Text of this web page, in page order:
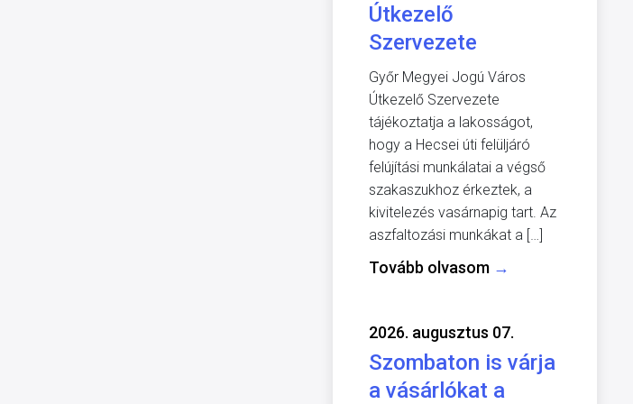
Útkezelő
Szervezete
Győr Megyei Jogú Város
Útkezelő Szervezete
tájékoztatja a lakosságot,
hogy a Hecsei úti felüljáró
felújítási munkálatai a végső
szakaszukhoz érkeztek, a
kivitelezés vasárnapig tart. Az
aszfaltozási munkákat a […]
Tovább olvasom →
2026. augusztus 07.
Szombaton is várja
a vásárlókat a